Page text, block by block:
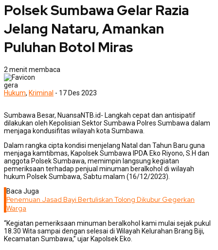
Polsek Sumbawa Gelar Razia
Jelang Nataru, Amankan
Puluhan Botol Miras
2 menit membaca
gera
Hukum, Kriminal - 17 Des 2023
Sumbawa Besar, NuansaNTB.id- Langkah cepat dan antisipatif
dilakukan oleh Kepolisian Sektor Sumbawa Polres Sumbawa dalam
menjaga kondusifitas wilayah kota Sumbawa.
Dalam rangka cipta kondisi menjelang Natal dan Tahun Baru guna
menjaga kamtibmas, Kapolsek Sumbawa IPDA Eko Riyono, S.H dan
anggota Polsek Sumbawa, memimpin langsung kegiatan
pemeriksaan terhadap penjual minuman beralkohol di wilayah
hukum Polsek Sumbawa, Sabtu malam (16/12/2023).
Baca Juga
Penemuan Jasad Bayi Bertuliskan Tolong Dikubur Gegerkan
Warga
“Kegiatan pemeriksaan minuman beralkohol kami mulai sejak pukul
18.30 Wita sampai dengan selesai di Wilayah Kelurahan Brang Biji,
Kecamatan Sumbawa,” ujar Kapolsek Eko.